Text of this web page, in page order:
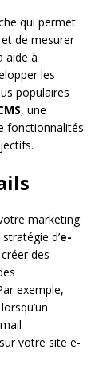
qui permet
de mesurer
aide à
les
populaires
, une
fonctionnalités
marketing
d’e-
des
exemple,
votre site e-